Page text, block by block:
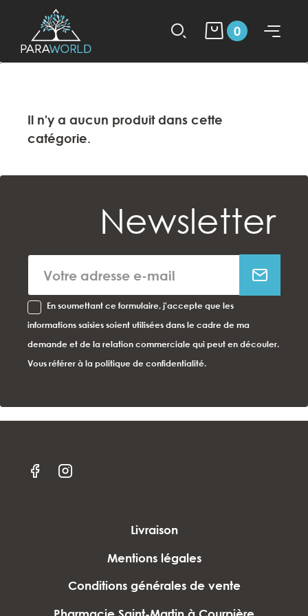
0
Il n'y a aucun produit dans cette
catégorie.
Newsletter
En soumettant ce formulaire, j'accepte que les
informations saisies soient utilisées dans le cadre de ma
demande et de la relation commerciale qui peut en découler.
Vous référer à la politique de confidentialité.
Livraison
Mentions légales
Conditions générales de vente